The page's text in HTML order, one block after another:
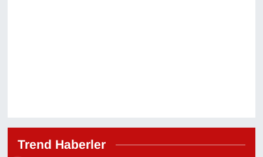
Trend Haberler